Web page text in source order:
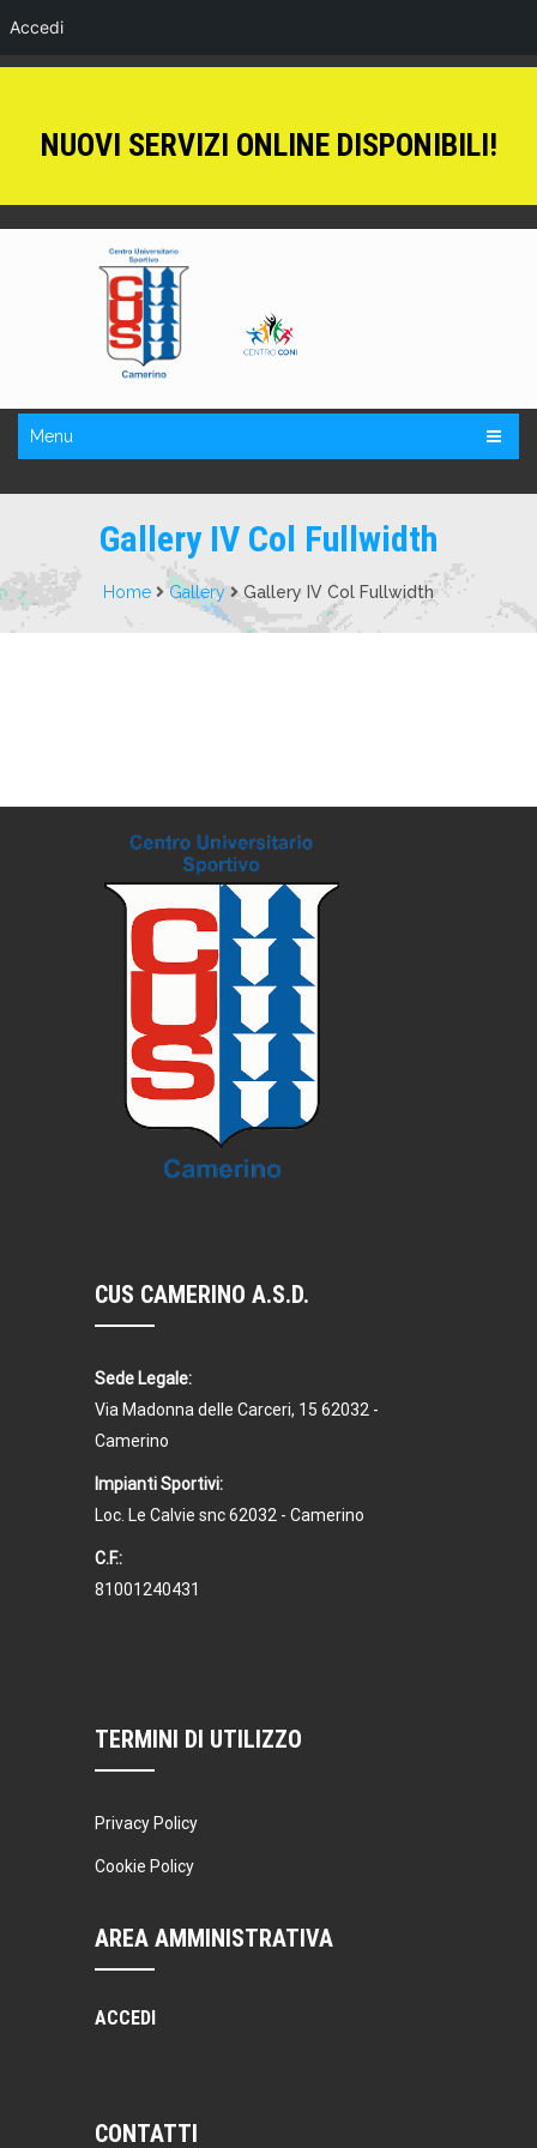
Accedi
NUOVI SERVIZI ONLINE DISPONIBILI!
Menu
Gallery IV Col Fullwidth
Home Gallery Gallery IV Col Fullwidth
CUS CAMERINO A.S.D.
Sede Legale:
Via Madonna delle Carceri, 15 62032 -
Camerino
Impianti Sportivi:
Loc. Le Calvie snc 62032 - Camerino
C.F.:
81001240431
TERMINI DI UTILIZZO
Privacy Policy
Cookie Policy
AREA AMMINISTRATIVA
ACCEDI
CONTATTI